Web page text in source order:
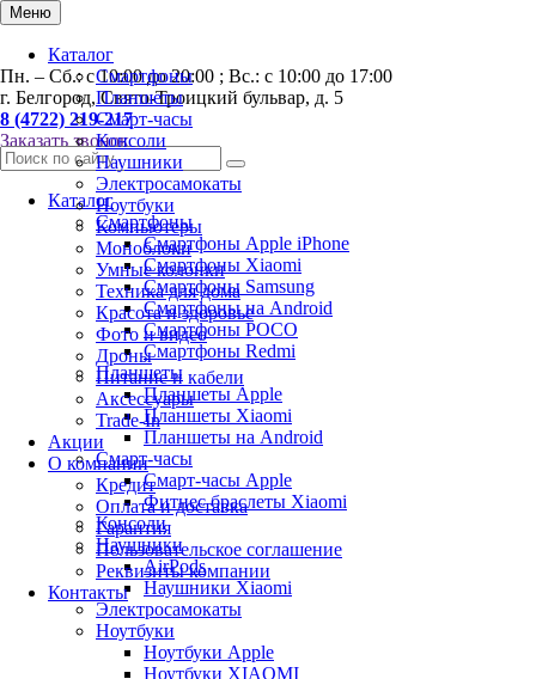
Меню
Каталог
Смартфоны
Планшеты
Смарт-часы
Консоли
Наушники
Электросамокаты
Ноутбуки
Компьютеры
Моноблоки
Умные колонки
Техника для дома
Красота и здоровье
Фото и видео
Дроны
Питание и кабели
Аксессуары
Trade-In
Акции
О компании
Кредит
Оплата и доставка
Гарантия
Пользовательское соглашение
Реквизиты компании
Контакты
Пн. – Сб.: с 10:00 до 20:00 ; Вс.: с 10:00 до 17:00
г. Белгород, Свято-Троицкий бульвар, д. 5
8 (4722) 219-217
Заказать звонок
Каталог
Смартфоны
Смартфоны Apple iPhone
Смартфоны Хiaomi
Смартфоны Samsung
Смартфоны на Android
Смартфоны POCO
Смартфоны Redmi
Планшеты
Планшеты Apple
Планшеты Xiaomi
Планшеты на Android
Смарт-часы
Смарт-часы Apple
Фитнес браслеты Xiaomi
Консоли
Наушники
AirPods
Наушники Xiaomi
Электросамокаты
Ноутбуки
Ноутбуки Apple
Ноутбуки XIAOMI